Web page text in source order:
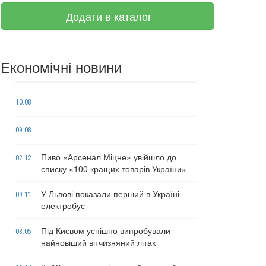
Додати в каталог
Економічні новини
10.08
09.08
02.12
Пиво «Арсенал Міцне» увійшло до
списку «100 кращих товарів України»
09.11
У Львові показали перший в Україні
електробус
08.05
Під Києвом успішно випробували
найновіший вітчизняний літак